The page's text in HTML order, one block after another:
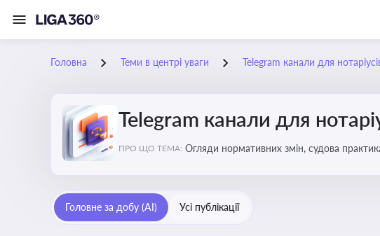
Головна Теми в центрі уваги Telegram канали для
Telegram канали для
ПРО ЩО ТЕМА: Огляди нормативних змін, судова
Головне за добу (AI) Усі публікації